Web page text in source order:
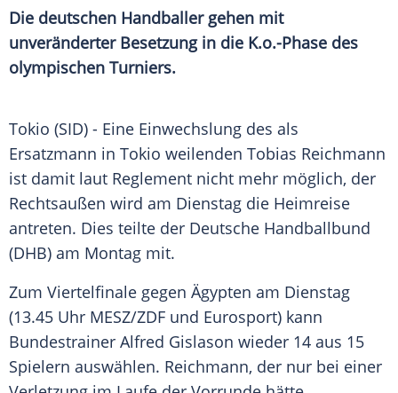
Die deutschen Handballer gehen mit
unveränderter Besetzung in die K.o.-Phase des
olympischen Turniers.
Tokio (SID) - Eine Einwechslung des als
Ersatzmann in Tokio weilenden Tobias Reichmann
ist damit laut Reglement nicht mehr möglich, der
Rechtsaußen wird am Dienstag die Heimreise
antreten. Dies teilte der Deutsche Handballbund
(DHB) am Montag mit.
Zum Viertelfinale gegen Ägypten am Dienstag
(13.45 Uhr MESZ/ZDF und Eurosport) kann
Bundestrainer Alfred Gislason wieder 14 aus 15
Spielern auswählen. Reichmann, der nur bei einer